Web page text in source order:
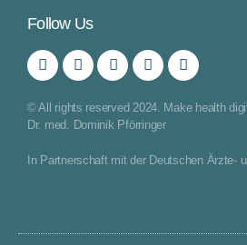
Follow Us
© All rights reserved 2024. Make health
Dr. med. Dominik Pförringer
In Partnerschaft mit der Deutschen Ärzte-